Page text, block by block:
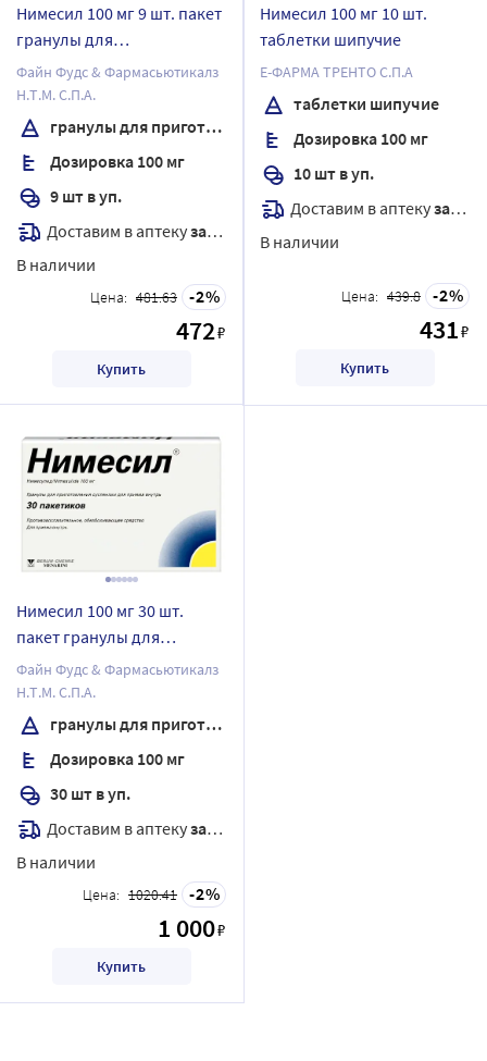
Нимесил 100 мг 9 шт. пакет
гранулы для
приготовления суспензии
Файн Фудс & Фармасьютикалз
Н.Т.М. С.П.А.
гранулы для приготовления суспензии
Дозировка 100 мг
9 шт в уп.
Доставим в аптекузавтра
В наличии
Цена: 481.63 2
472₽
Купить
Нимесил 100 мг 10 шт.
таблетки шипучие
Е-ФАРМА ТРЕНТО С.П.А
таблетки шипучие
Дозировка 100 мг
10 шт в уп.
Доставим в аптекузавтра
В наличии
Цена: 439.8 2
431₽
Купить
Нимесил 100 мг 30 шт.
пакет гранулы для
приготовления суспензии
Файн Фудс & Фармасьютикалз
Н.Т.М. С.П.А.
гранулы для приготовления суспензии
Дозировка 100 мг
30 шт в уп.
Доставим в аптекузавтра
В наличии
Цена: 1020.41 2
1 000₽
Купить